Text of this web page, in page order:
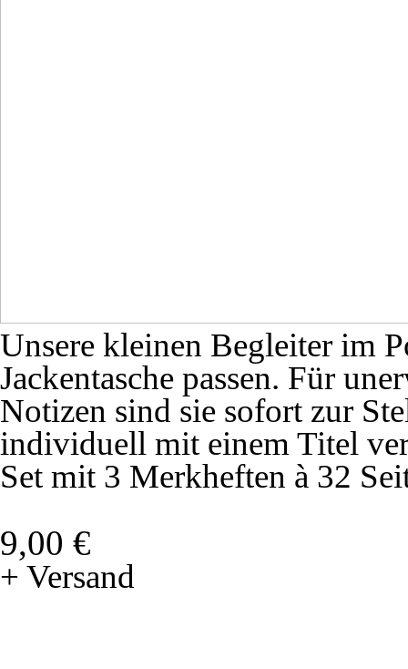
Unsere kleinen Begleiter im
Jackentasche passen. Für
Notizen sind sie sofort zur
individuell mit einem Titel
Set mit 3 Merkheften à 32
9,00 €
+ Versand